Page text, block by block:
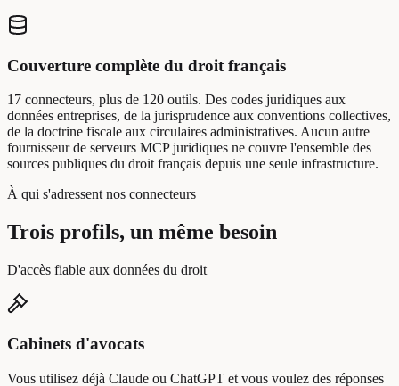
Couverture complète du droit français
17 connecteurs, plus de 120 outils. Des codes juridiques aux
données entreprises, de la jurisprudence aux conventions collectives,
de la doctrine fiscale aux circulaires administratives. Aucun autre
fournisseur de serveurs MCP juridiques ne couvre l'ensemble des
sources publiques du droit français depuis une seule infrastructure.
À qui s'adressent nos connecteurs
Trois profils, un même besoin
D'accès fiable aux données du droit
Cabinets d'avocats
Vous utilisez déjà Claude ou ChatGPT et vous voulez des réponses